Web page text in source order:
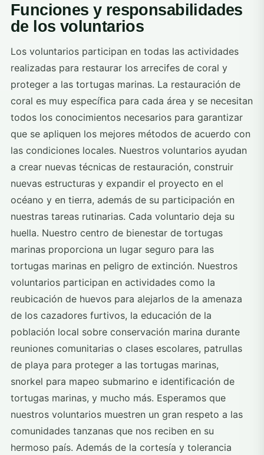
Funciones y responsabilidades
de los voluntarios
Los voluntarios participan en todas las actividades
realizadas para restaurar los arrecifes de coral y
proteger a las tortugas marinas. La restauración de
coral es muy específica para cada área y se necesitan
todos los conocimientos necesarios para garantizar
que se apliquen los mejores métodos de acuerdo con
las condiciones locales. Nuestros voluntarios ayudan
a crear nuevas técnicas de restauración, construir
nuevas estructuras y expandir el proyecto en el
océano y en tierra, además de su participación en
nuestras tareas rutinarias. Cada voluntario deja su
huella. Nuestro centro de bienestar de tortugas
marinas proporciona un lugar seguro para las
tortugas marinas en peligro de extinción. Nuestros
voluntarios participan en actividades como la
reubicación de huevos para alejarlos de la amenaza
de los cazadores furtivos, la educación de la
población local sobre conservación marina durante
reuniones comunitarias o clases escolares, patrullas
de playa para proteger a las tortugas marinas,
snorkel para mapeo submarino e identificación de
tortugas marinas, y mucho más. Esperamos que
nuestros voluntarios muestren un gran respeto a las
comunidades tanzanas que nos reciben en su
hermoso país. Además de la cortesía y tolerancia